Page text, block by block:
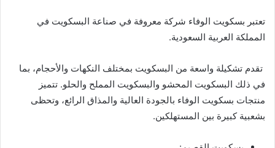
تعتبر بسكويت الوفاء شركة معروفة في صناعة البسكويت في
المملكة العربية السعودية.
تقدم تشكيلة واسعة من البسكويت بمختلف النكهات والأحجام، بما
في ذلك البسكويت المحشو والبسكويت المملح والحلو. تتميز
منتجات بسكويت الوفاء بالجودة العالية والمذاق الرائع، وتحظى
بشعبية كبيرة بين المستهلكين.